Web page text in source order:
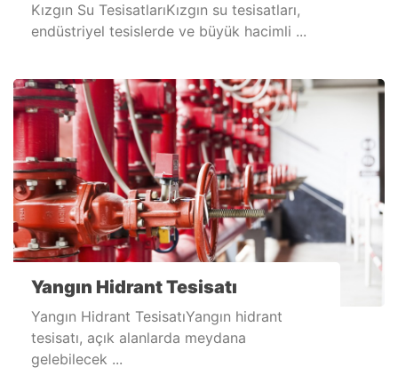
Kızgın Su TesisatlarıKızgın su tesisatları,
endüstriyel tesislerde ve büyük hacimli ...
Yangın Hidrant Tesisatı
Yangın Hidrant TesisatıYangın hidrant
tesisatı, açık alanlarda meydana
gelebilecek ...